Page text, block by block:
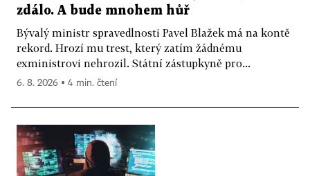
zdálo. A bude mnohem hůř
Bývalý ministr spravedlnosti Pavel Blažek má na kontě
rekord. Hrozí mu trest, který zatím žádnému
exministrovi nehrozil. Státní zástupkyně pro...
6. 8. 2026 ▪ 4 min. čtení